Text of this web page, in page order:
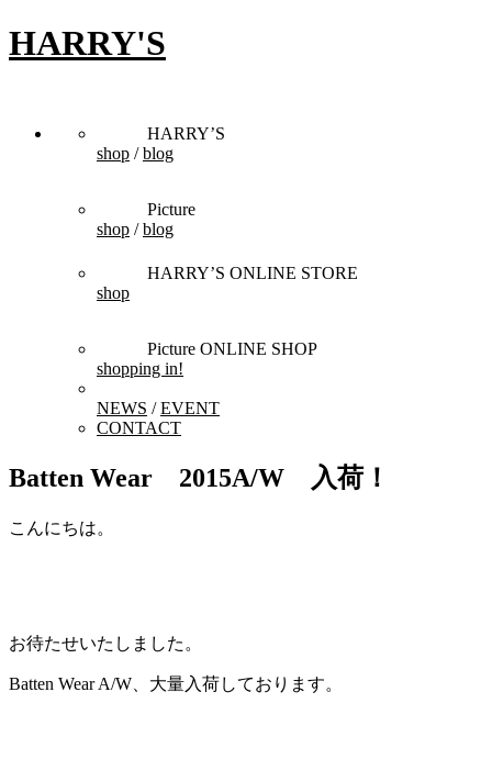
HARRY'S
HARRY’S
shop /blog
Picture
shop /blog
HARRY’S ONLINE STORE
shop
Picture ONLINE SHOP
shopping in!
NEWS /EVENT
CONTACT
Batten Wear 2015A/W 入荷！
こんにちは。
お待たせいたしました。
Batten Wear A/W、大量入荷しております。